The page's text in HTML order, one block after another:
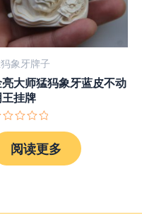
象牙牌子
大师猛犸象牙蓝皮不动
王挂牌
阅读更多